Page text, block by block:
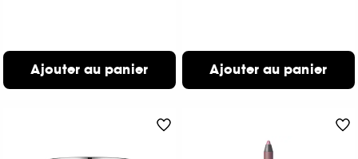
Ajouter au panier Ajouter au panier